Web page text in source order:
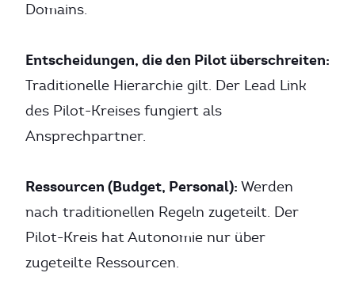
Domains.
Entscheidungen, die den Pilot überschreiten:
Traditionelle Hierarchie gilt. Der Lead Link
des Pilot-Kreises fungiert als
Ansprechpartner.
Ressourcen (Budget, Personal): Werden
nach traditionellen Regeln zugeteilt. Der
Pilot-Kreis hat Autonomie nur über
zugeteilte Ressourcen.